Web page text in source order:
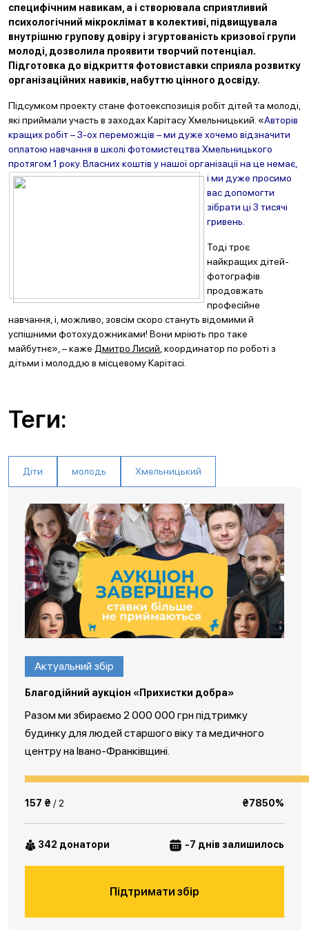
специфічним навикам, а і створювала сприятливий
психологічний мікроклімат в колективі, підвищувала
внутрішню групову довіру і згуртованість кризової групи
молоді, дозволила проявити творчий потенціал.
Підготовка до відкриття фотовиставки сприяла розвитку
організаційних навиків, набуттю цінного досвіду.
Підсумком проекту стане фотоекспозиція робіт дітей та молоді,
які приймали участь в заходах Карітасу Хмельницький. «Авторів
кращих робіт – 3-ох переможців – ми дуже хочемо відзначити
оплатою навчання в школі фотомистецтва Хмельницького
протягом 1 року. Власних коштів унашої організації на це немає,
і ми дуже просимо
вас допомогти
зібрати ці 3 тисячі
гривень.
Тоді троє
найкращих дітей-
фотографів
продовжать
професійне
навчання, і, можливо, зовсім скоро стануть відомими й
успішними фотохудожниками! Вони мріють про таке
майбутнє», – каже Дмитро Лисий , координатор по роботі з
дітьми і молоддю в місцевому Карітасі.
Теги:
Діти молодь Хмельницький
Актуальний збір
Благодійний аукціон «Прихистки добра»
Разом ми збираємо 2 000 000 грн підтримку
будинку для людей старшого віку та медичного
центру на Івано-Франківщині.
157 ₴ / 2 ₴7850%
342 донатори -7 днів залишилось
Підтримати збір